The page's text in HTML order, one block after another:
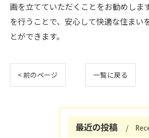
画を立てていただくことをお勧めしま
を行うことで、安心して快適な住まい
とができます。
< 前のページ 一覧に戻る
最近の投稿